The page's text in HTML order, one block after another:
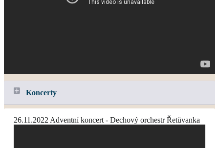
Koncerty
26.11.2022 Adventní koncert - Dechový orchestr Řetůvanka